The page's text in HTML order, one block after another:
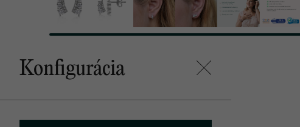
Konfigurácia